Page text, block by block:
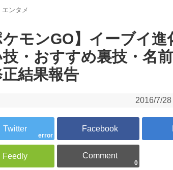
エンタメ
ケモンGO】イーブイ
・おすすめ裏技・名
結果報告
2016/7/28
error
0